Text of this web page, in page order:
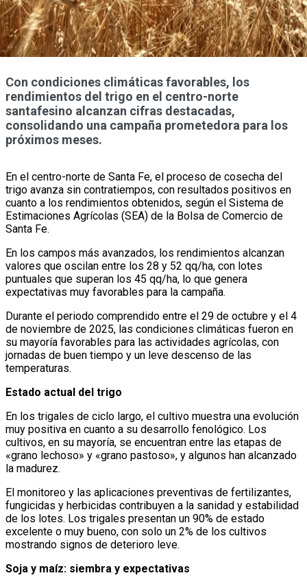
Con condiciones climáticas favorables, los
rendimientos del trigo en el centro-norte
santafesino alcanzan cifras destacadas,
consolidando una campaña prometedora para los
próximos meses.
En el centro-norte de Santa Fe, el proceso de cosecha del
trigo avanza sin contratiempos, con resultados positivos en
cuanto a los rendimientos obtenidos, según el Sistema de
Estimaciones Agrícolas (SEA) de la Bolsa de Comercio de
Santa Fe.
En los campos más avanzados, los rendimientos alcanzan
valores que oscilan entre los 28 y 52 qq/ha, con lotes
puntuales que superan los 45 qq/ha, lo que genera
expectativas muy favorables para la campaña.
Durante el periodo comprendido entre el 29 de octubre y el 4
de noviembre de 2025, las condiciones climáticas fueron en
su mayoría favorables para las actividades agrícolas, con
jornadas de buen tiempo y un leve descenso de las
temperaturas.
Estado actual del trigo
En los trigales de ciclo largo, el cultivo muestra una evolución
muy positiva en cuanto a su desarrollo fenológico. Los
cultivos, en su mayoría, se encuentran entre las etapas de
«grano lechoso» y «grano pastoso», y algunos han alcanzado
la madurez.
El monitoreo y las aplicaciones preventivas de fertilizantes,
fungicidas y herbicidas contribuyen a la sanidad y estabilidad
de los lotes. Los trigales presentan un 90% de estado
excelente o muy bueno, con solo un 2% de los cultivos
mostrando signos de deterioro leve.
Soja y maíz: siembra y expectativas